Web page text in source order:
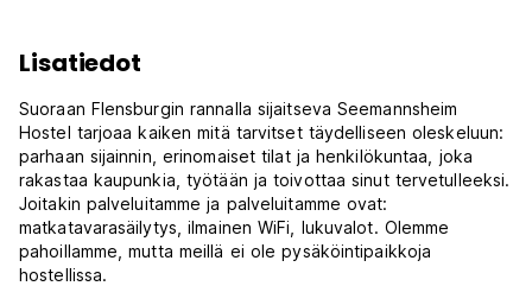
Lisatiedot
Suoraan Flensburgin rannalla sijaitseva Seemannsheim
Hostel tarjoaa kaiken mitä tarvitset täydelliseen oleskeluun:
parhaan sijainnin, erinomaiset tilat ja henkilökuntaa, joka
rakastaa kaupunkia, työtään ja toivottaa sinut tervetulleeksi.
Joitakin palveluitamme ja palveluitamme ovat:
matkatavarasäilytys, ilmainen WiFi, lukuvalot. Olemme
pahoillamme, mutta meillä ei ole pysäköintipaikkoja
hostellissa.